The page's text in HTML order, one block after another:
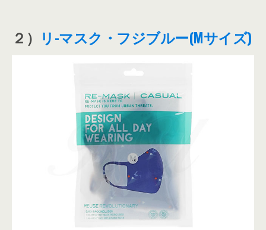
２） リ-マスク・フジブルー(Mサイズ)